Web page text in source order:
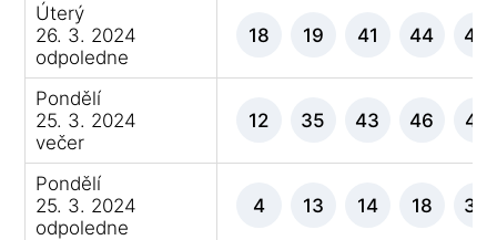
Úterý
26. 3. 2024
odpoledne
18 19 41 44 46
Pondělí
25. 3. 2024
večer
12 35 43 46 47
Pondělí
25. 3. 2024
odpoledne
4 13 14 18 30